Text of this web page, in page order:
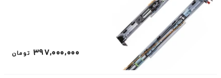
397,000,000 تومان